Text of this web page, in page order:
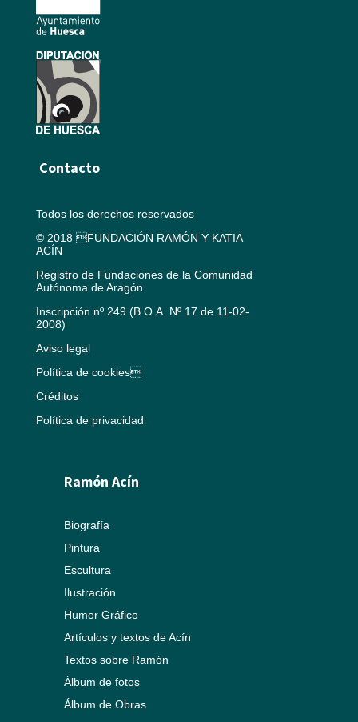
Contacto
Todos los derechos reservados
© 2018 FUNDACIÓN RAMÓN Y KATIA
ACÍN
Registro de Fundaciones de la Comunidad
Autónoma de Aragón
Inscripción nº 249 (B.O.A. Nº 17 de 11-02-
2008)
Aviso legal
Política de cookies
Créditos
Política de privacidad
Ramón Acín
Biografía
Pintura
Escultura
Ilustración
Humor Gráfico
Artículos y textos de Acín
Textos sobre Ramón
Álbum de fotos
Álbum de Obras